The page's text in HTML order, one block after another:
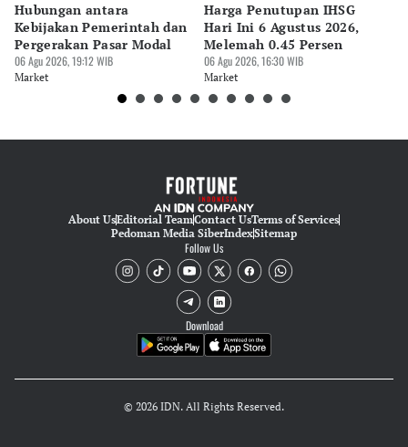
Editor
Faesal Mubarok
Hubungan antara
Kebijakan Pemerintah dan
Pergerakan Pasar Modal
06 Agu 2026, 19:12 WIB
Market
Harga Penutupan IHSG
Hari Ini 6 Agustus 2026,
Melemah 0.45 Persen
06 Agu 2026, 16:30 WIB
Market
About UsEditorial TeamContact UsTerms of Services
Pedoman Media SiberIndexSitemap
Follow Us
Download
© 2026 IDN. All Rights Reserved.